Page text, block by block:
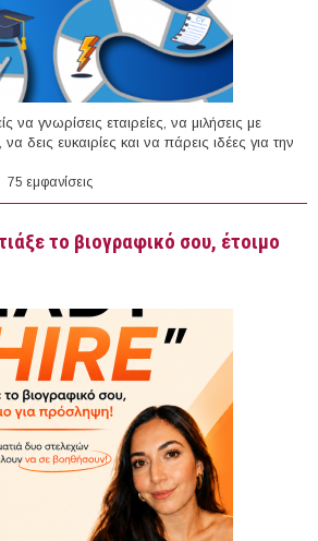
γνωρίσεις εταιρείες, να μιλήσεις με
δεις ευκαιρίες και να πάρεις ιδέες για την
12-13/09/2026 - Ημέρες Καριέρας Αθήνας 2026
75 εμφανίσεις
το βιογραφικό σου, έτοιμο